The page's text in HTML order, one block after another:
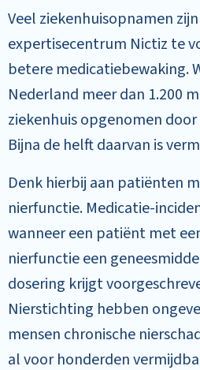
Veel ziekenhuisopnamen
expertisecentrum Nictiz te
betere medicatiebewaking.
Nederland meer dan 1.200
ziekenhuis opgenomen
Bijna de helft daarvan is
Denk hierbij aan patiënten
nierfunctie. Medicatie-
wanneer een patiënt met
nierfunctie een
dosering krijgt
Nierstichting hebben
mensen chronische
al voor honderden